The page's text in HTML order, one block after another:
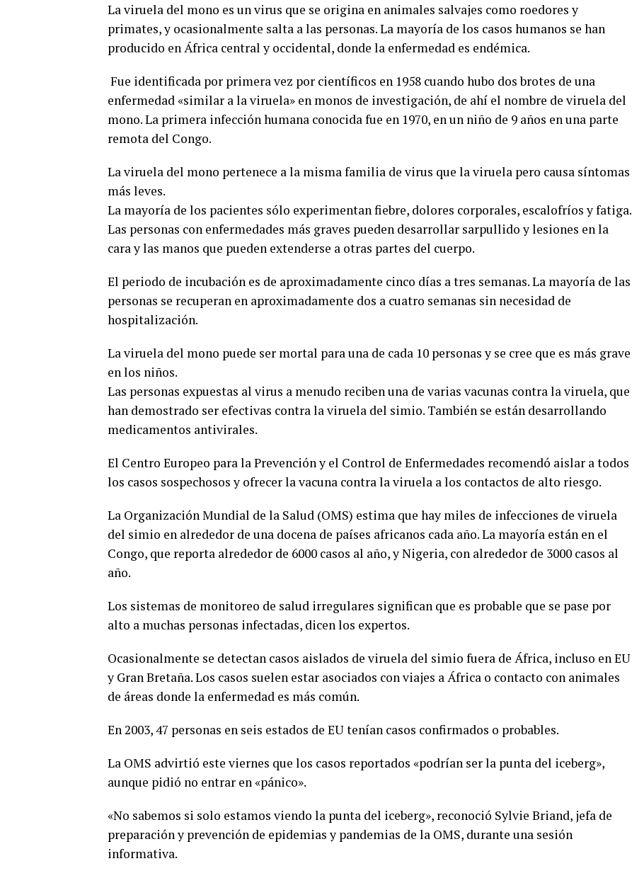
La viruela del mono es un virus que se origina en animales salvajes como roedores y
primates, y ocasionalmente salta a las personas. La mayoría de los casos humanos se han
producido en África central y occidental, donde la enfermedad es endémica.
Fue identificada por primera vez por científicos en 1958 cuando hubo dos brotes de una
enfermedad «similar a la viruela» en monos de investigación, de ahí el nombre de viruela del
mono. La primera infección humana conocida fue en 1970, en un niño de 9 años en una parte
remota del Congo.
La viruela del mono pertenece a la misma familia de virus que la viruela pero causa síntomas
más leves.
La mayoría de los pacientes sólo experimentan fiebre, dolores corporales, escalofríos y fatiga.
Las personas con enfermedades más graves pueden desarrollar sarpullido y lesiones en la
cara y las manos que pueden extenderse a otras partes del cuerpo.
El periodo de incubación es de aproximadamente cinco días a tres semanas. La mayoría de las
personas se recuperan en aproximadamente dos a cuatro semanas sin necesidad de
hospitalización.
La viruela del mono puede ser mortal para una de cada 10 personas y se cree que es más grave
en los niños.
Las personas expuestas al virus a menudo reciben una de varias vacunas contra la viruela, que
han demostrado ser efectivas contra la viruela del simio. También se están desarrollando
medicamentos antivirales.
El Centro Europeo para la Prevención y el Control de Enfermedades recomendó aislar a todos
los casos sospechosos y ofrecer la vacuna contra la viruela a los contactos de alto riesgo.
La Organización Mundial de la Salud (OMS) estima que hay miles de infecciones de viruela
del simio en alrededor de una docena de países africanos cada año. La mayoría están en el
Congo, que reporta alrededor de 6000 casos al año, y Nigeria, con alrededor de 3000 casos al
año.
Los sistemas de monitoreo de salud irregulares significan que es probable que se pase por
alto a muchas personas infectadas, dicen los expertos.
Ocasionalmente se detectan casos aislados de viruela del simio fuera de África, incluso en EU
y Gran Bretaña. Los casos suelen estar asociados con viajes a África o contacto con animales
de áreas donde la enfermedad es más común.
En 2003, 47 personas en seis estados de EU tenían casos confirmados o probables.
La OMS advirtió este viernes que los casos reportados «podrían ser la punta del iceberg»,
aunque pidió no entrar en «pánico».
«No sabemos si solo estamos viendo la punta del iceberg», reconoció Sylvie Briand, jefa de
preparación y prevención de epidemias y pandemias de la OMS, durante una sesión
informativa.